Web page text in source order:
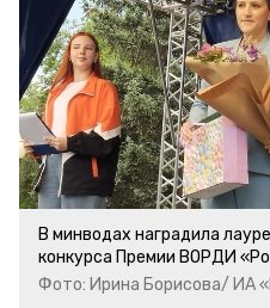
В минводах наградила
конкурса Премии ВОРДИ
Фото: Ирина Борисова/ ИА